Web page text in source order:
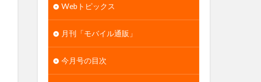
Webトピックス
月刊「モバイル通販」
今月号の目次